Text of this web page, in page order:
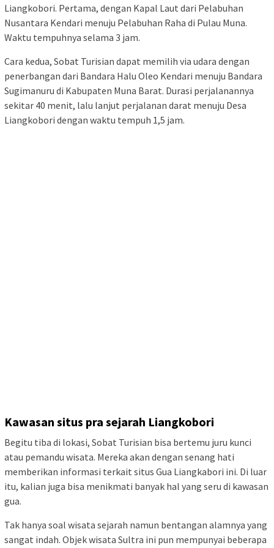
Liangkobori. Pertama, dengan Kapal Laut dari Pelabuhan
Nusantara Kendari menuju Pelabuhan Raha di Pulau Muna.
Waktu tempuhnya selama 3 jam.
Cara kedua, Sobat Turisian dapat memilih via udara dengan
penerbangan dari Bandara Halu Oleo Kendari menuju Bandara
Sugimanuru di Kabupaten Muna Barat. Durasi perjalanannya
sekitar 40 menit, lalu lanjut perjalanan darat menuju Desa
Liangkobori dengan waktu tempuh 1,5 jam.
Kawasan situs pra sejarah Liangkobori
Begitu tiba di lokasi, Sobat Turisian bisa bertemu juru kunci
atau pemandu wisata. Mereka akan dengan senang hati
memberikan informasi terkait situs Gua Liangkabori ini. Di luar
itu, kalian juga bisa menikmati banyak hal yang seru di kawasan
gua.
Tak hanya soal wisata sejarah namun bentangan alamnya yang
sangat indah. Objek wisata Sultra ini pun mempunyai beberapa